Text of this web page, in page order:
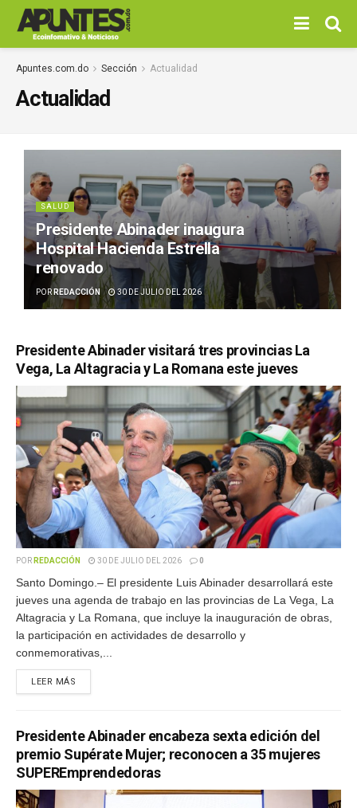
Apuntes.com.do Sección Actualidad
Actualidad
SALUD
Presidente Abinader inaugura
Hospital Hacienda Estrella
renovado
POR REDACCIÓN 30 DE JULIO DEL 2026
Presidente Abinader visitará tres provincias La
Vega, La Altagracia y La Romana este jueves
POR REDACCIÓN 30 DE JULIO DEL 2026 0
Santo Domingo.– El presidente Luis Abinader desarrollará este
jueves una agenda de trabajo en las provincias de La Vega, La
Altagracia y La Romana, que incluye la inauguración de obras,
la participación en actividades de desarrollo y
conmemorativas,...
LEER MÁS
Presidente Abinader encabeza sexta edición del
premio Supérate Mujer; reconocen a 35 mujeres
SUPEREmprendedoras